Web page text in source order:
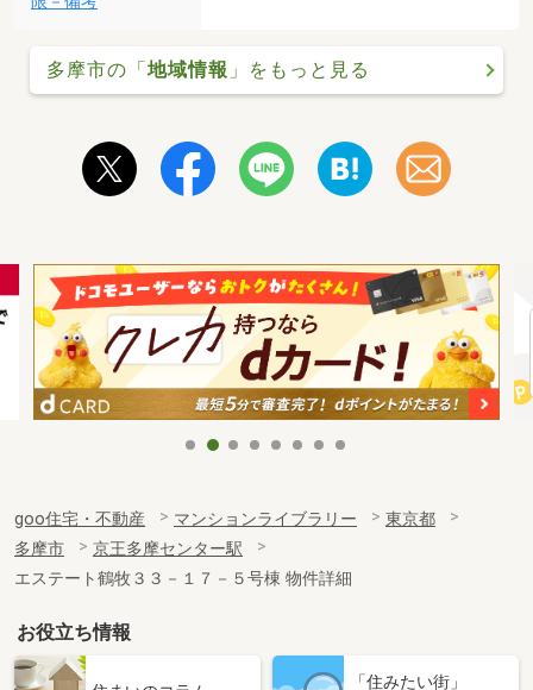
多摩市の「地域情報 」をもっと見る
goo住宅・不動産 マンションライブラリー
東京都
多摩市
京王多摩センター駅
エステート鶴牧３３－１７－５号棟 物件詳細
お役立ち情報
「住みたい街」